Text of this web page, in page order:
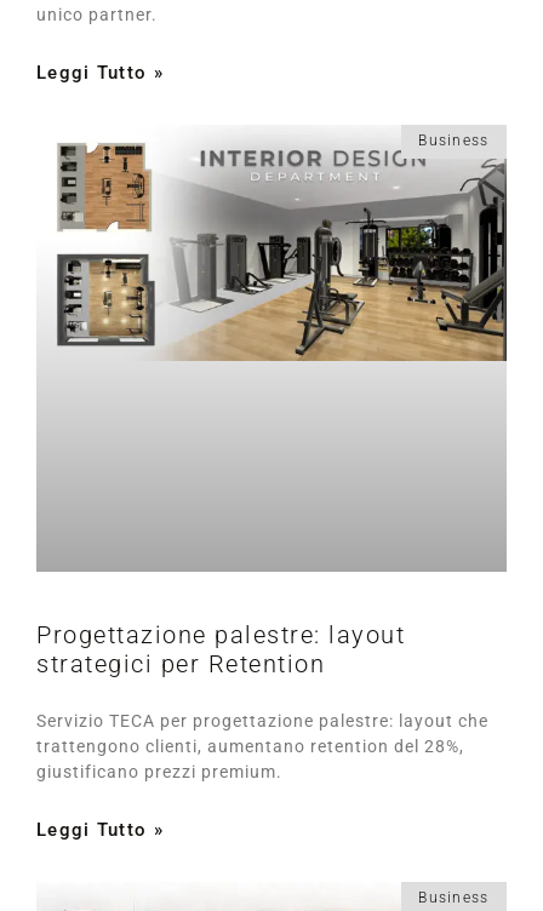
unico partner.
Leggi Tutto »
Business
Progettazione palestre: layout
strategici per Retention
Servizio TECA per progettazione palestre: layout che
trattengono clienti, aumentano retention del 28%,
giustificano prezzi premium.
Leggi Tutto »
Business